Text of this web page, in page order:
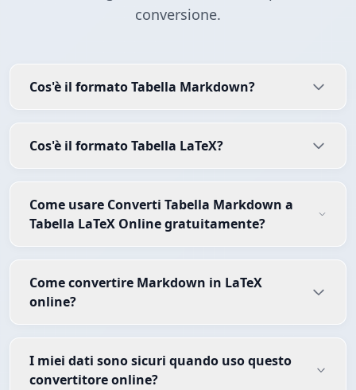
conversione.
Cos'è il formato Tabella Markdown?
Cos'è il formato Tabella LaTeX?
Come usare Converti Tabella Markdown a
Tabella LaTeX Online gratuitamente?
Come convertire Markdown in LaTeX
online?
I miei dati sono sicuri quando uso questo
convertitore online?